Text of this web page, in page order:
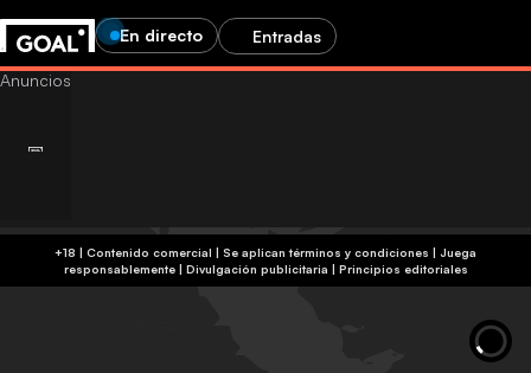
En directo Entradas
+18 | Contenido comercial | Se aplican términos y condiciones | Juega
responsablemente| Divulgación publicitaria | Principios editoriales